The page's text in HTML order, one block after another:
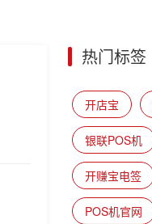
热门标签
开店宝
银联POS机
开赚宝电签
POS机官网